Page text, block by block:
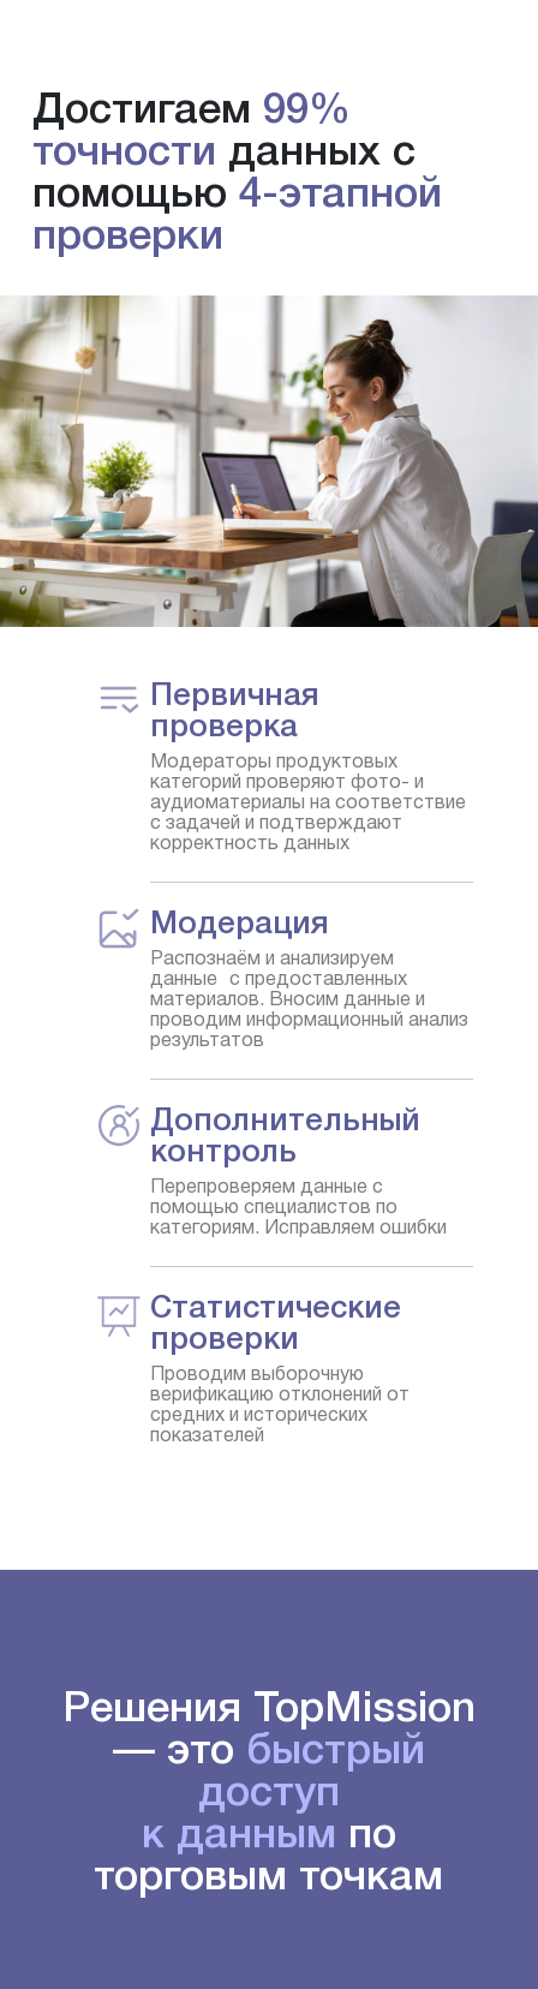
Достигаем 99%
точности данных с
помощью 4-этапной
проверки
Первичная
проверка
Модераторы продуктовых
категорий проверяют фото- и
аудиоматериалы на соответствие
с задачей и подтверждают
корректность данных
Модерация
Распознаём и анализируем
данные с предоставленных
материалов. Вносим данные и
проводим информационный анализ
результатов
Дополнительный
контроль
Перепроверяем данные с
помощью специалистов по
категориям. Исправляем ошибки
Статистические
проверки
Проводим выборочную
верификацию отклонений от
средних и исторических
показателей
Решения TopMission
— это быстрый
доступ
к данным по
торговым точкам